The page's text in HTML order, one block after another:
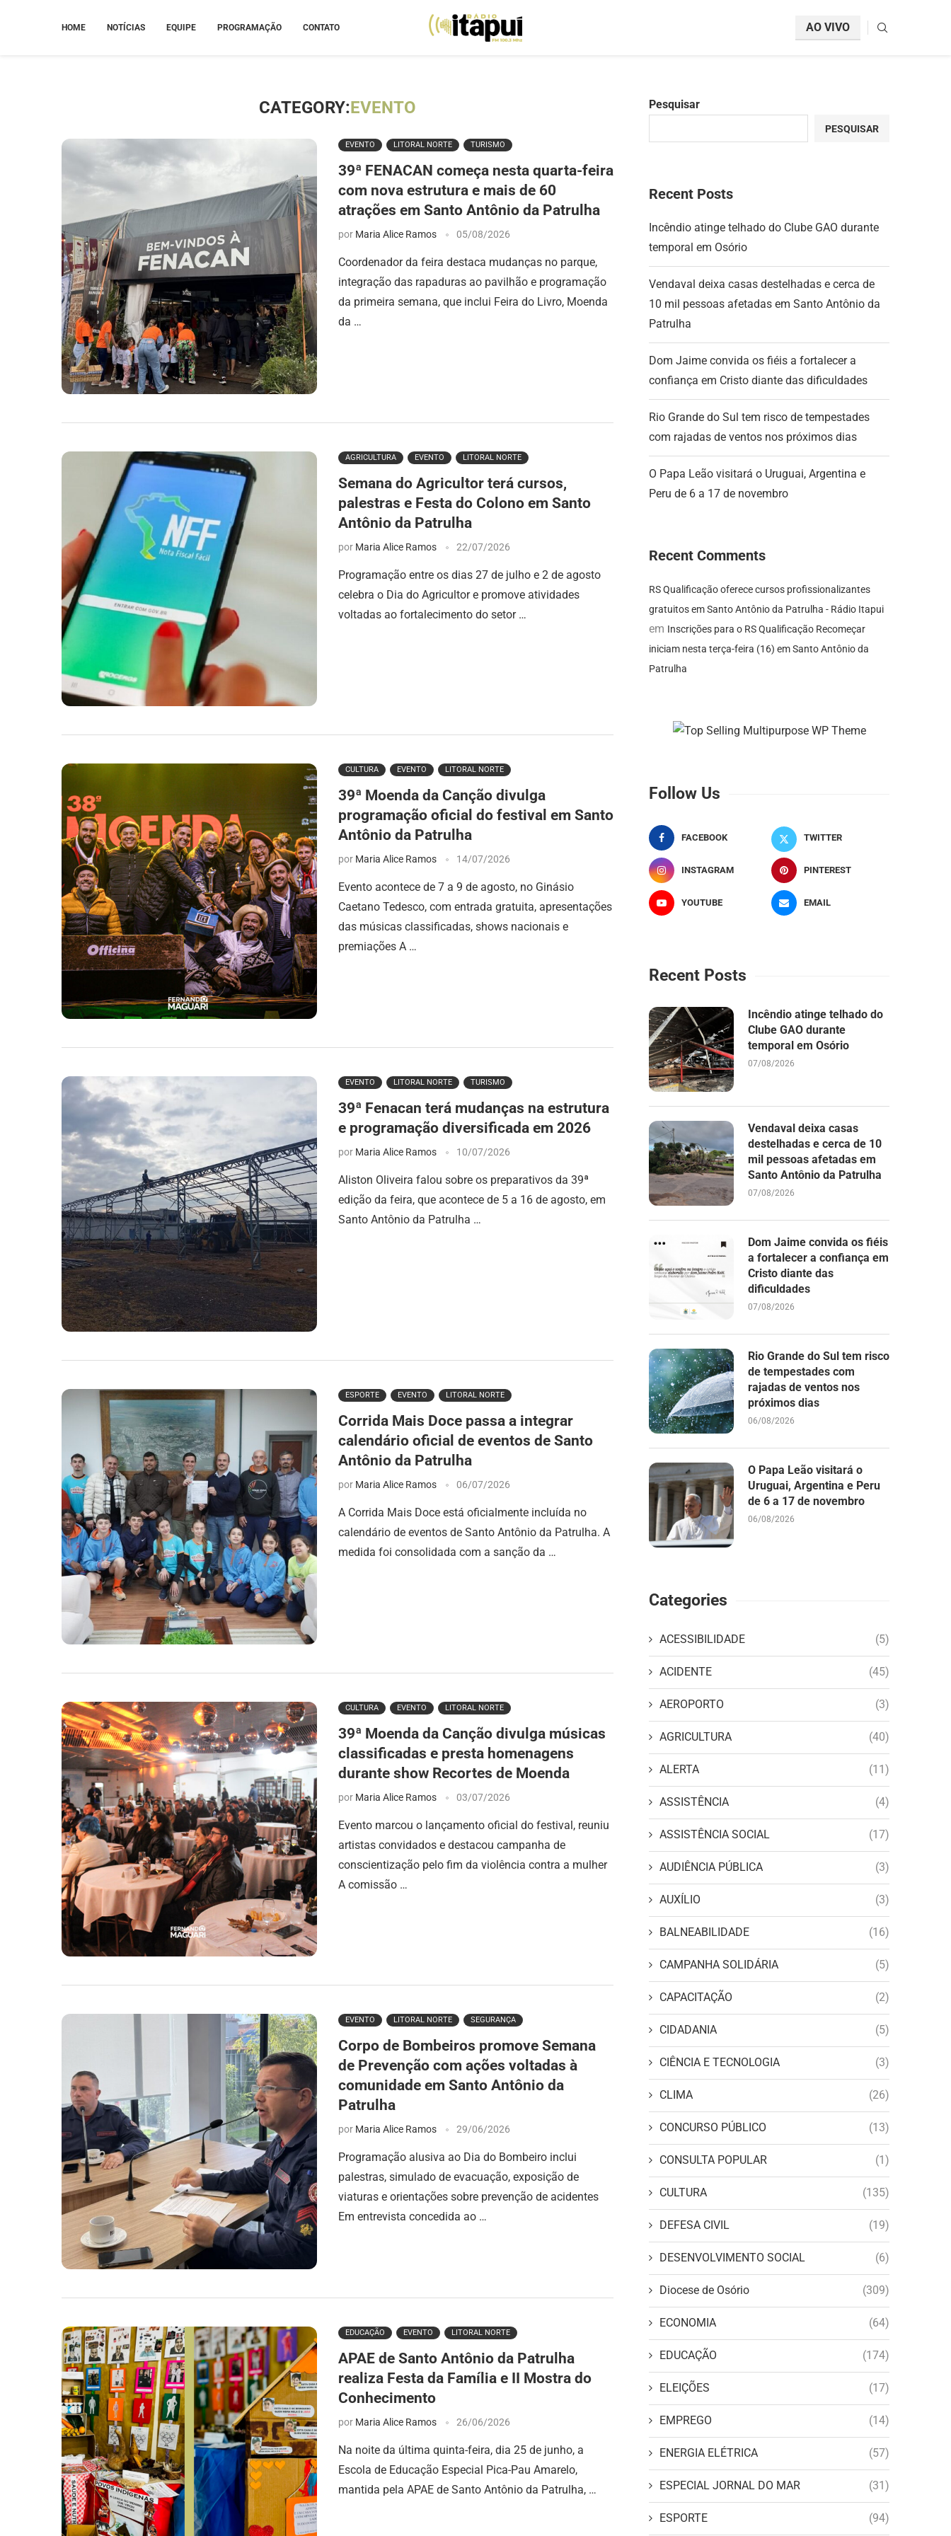
HOME NOTÍCIAS EQUIPE PROGRAMAÇÃO CONTATO AO VIVO
CATEGORY:EVENTO
EVENTO LITORAL NORTE TURISMO
39ª FENACAN começa nesta quarta-feira
com nova estrutura e mais de 60
atrações em Santo Antônio da Patrulha
por Maria Alice Ramos 05/08/2026
Coordenador da feira destaca mudanças no parque,
integração das rapaduras ao pavilhão e programação
da primeira semana, que inclui Feira do Livro, Moenda
da …
AGRICULTURA EVENTO LITORAL NORTE
Semana do Agricultor terá cursos,
palestras e Festa do Colono em Santo
Antônio da Patrulha
por Maria Alice Ramos 22/07/2026
Programação entre os dias 27 de julho e 2 de agosto
celebra o Dia do Agricultor e promove atividades
voltadas ao fortalecimento do setor …
CULTURA EVENTO LITORAL NORTE
39ª Moenda da Canção divulga
programação oficial do festival em Santo
Antônio da Patrulha
por Maria Alice Ramos 14/07/2026
Evento acontece de 7 a 9 de agosto, no Ginásio
Caetano Tedesco, com entrada gratuita, apresentações
das músicas classificadas, shows nacionais e
premiações A …
EVENTO LITORAL NORTE TURISMO
39ª Fenacan terá mudanças na estrutura
e programação diversificada em 2026
por Maria Alice Ramos 10/07/2026
Aliston Oliveira falou sobre os preparativos da 39ª
edição da feira, que acontece de 5 a 16 de agosto, em
Santo Antônio da Patrulha …
ESPORTE EVENTO LITORAL NORTE
Corrida Mais Doce passa a integrar
calendário oficial de eventos de Santo
Antônio da Patrulha
por Maria Alice Ramos 06/07/2026
A Corrida Mais Doce está oficialmente incluída no
calendário de eventos de Santo Antônio da Patrulha. A
medida foi consolidada com a sanção da …
CULTURA EVENTO LITORAL NORTE
39ª Moenda da Canção divulga músicas
classificadas e presta homenagens
durante show Recortes de Moenda
por Maria Alice Ramos 03/07/2026
Evento marcou o lançamento oficial do festival, reuniu
artistas convidados e destacou campanha de
conscientização pelo fim da violência contra a mulher
A comissão …
EVENTO LITORAL NORTE SEGURANÇA
Corpo de Bombeiros promove Semana
de Prevenção com ações voltadas à
comunidade em Santo Antônio da
Patrulha
por Maria Alice Ramos 29/06/2026
Programação alusiva ao Dia do Bombeiro inclui
palestras, simulado de evacuação, exposição de
viaturas e orientações sobre prevenção de acidentes
Em entrevista concedida ao …
EDUCAÇÃO EVENTO LITORAL NORTE
APAE de Santo Antônio da Patrulha
realiza Festa da Família e II Mostra do
Conhecimento
por Maria Alice Ramos 26/06/2026
Na noite da última quinta-feira, dia 25 de junho, a
Escola de Educação Especial Pica-Pau Amarelo,
mantida pela APAE de Santo Antônio da Patrulha, …
Pesquisar
PESQUISAR
Recent Posts
Incêndio atinge telhado do Clube GAO durante
temporal em Osório
Vendaval deixa casas destelhadas e cerca de
10 mil pessoas afetadas em Santo Antônio da
Patrulha
Dom Jaime convida os fiéis a fortalecer a
confiança em Cristo diante das dificuldades
Rio Grande do Sul tem risco de tempestades
com rajadas de ventos nos próximos dias
O Papa Leão visitará o Uruguai, Argentina e
Peru de 6 a 17 de novembro
Recent Comments
RS Qualificação oferece cursos profissionalizantes
gratuitos em Santo Antônio da Patrulha - Rádio Itapui
em Inscrições para o RS Qualificação Recomeçar
iniciam nesta terça-feira (16) em Santo Antônio da
Patrulha
Follow Us
FACEBOOK TWITTER
INSTAGRAM PINTEREST
YOUTUBE EMAIL
Recent Posts
Incêndio atinge telhado do
Clube GAO durante
temporal em Osório
07/08/2026
Vendaval deixa casas
destelhadas e cerca de 10
mil pessoas afetadas em
Santo Antônio da Patrulha
07/08/2026
Dom Jaime convida os fiéis
a fortalecer a confiança em
Cristo diante das
dificuldades
07/08/2026
Rio Grande do Sul tem risco
de tempestades com
rajadas de ventos nos
próximos dias
06/08/2026
O Papa Leão visitará o
Uruguai, Argentina e Peru
de 6 a 17 de novembro
06/08/2026
Categories
ACESSIBILIDADE (5)
ACIDENTE (45)
AEROPORTO (3)
AGRICULTURA (40)
ALERTA (11)
ASSISTÊNCIA (4)
ASSISTÊNCIA SOCIAL (17)
AUDIÊNCIA PÚBLICA (3)
AUXÍLIO (3)
BALNEABILIDADE (16)
CAMPANHA SOLIDÁRIA (5)
CAPACITAÇÃO (2)
CIDADANIA (5)
CIÊNCIA E TECNOLOGIA (3)
CLIMA (26)
CONCURSO PÚBLICO (13)
CONSULTA POPULAR (1)
CULTURA (135)
DEFESA CIVIL (19)
DESENVOLVIMENTO SOCIAL (6)
Diocese de Osório (309)
ECONOMIA (64)
EDUCAÇÃO (174)
ELEIÇÕES (17)
EMPREGO (14)
ENERGIA ELÉTRICA (57)
ESPECIAL JORNAL DO MAR (31)
ESPORTE (94)